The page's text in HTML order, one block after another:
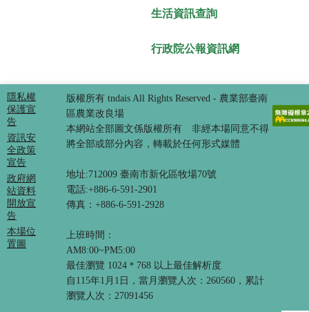
生活資訊查詢
行政院公報資訊網
隱私權
保護宣
告
資訊安
全政策
宣告
政府網
站資料
開放宣
告
本場位
置圖
版權所有 tndais All Rights Reserved - 農業部臺南
區農業改良場
本網站全部圖文係版權所有 非經本場同意不得
將全部或部分內容，轉載於任何形式媒體
地址:712009 臺南市新化區牧場70號
電話:+886-6-591-2901
傳真：+886-6-591-2928
上班時間：
AM8:00~PM5:00
最佳瀏覽 1024＊768 以上最佳解析度
自115年1月1日，當月瀏覽人次：260560，累計
瀏覽人次：27091456